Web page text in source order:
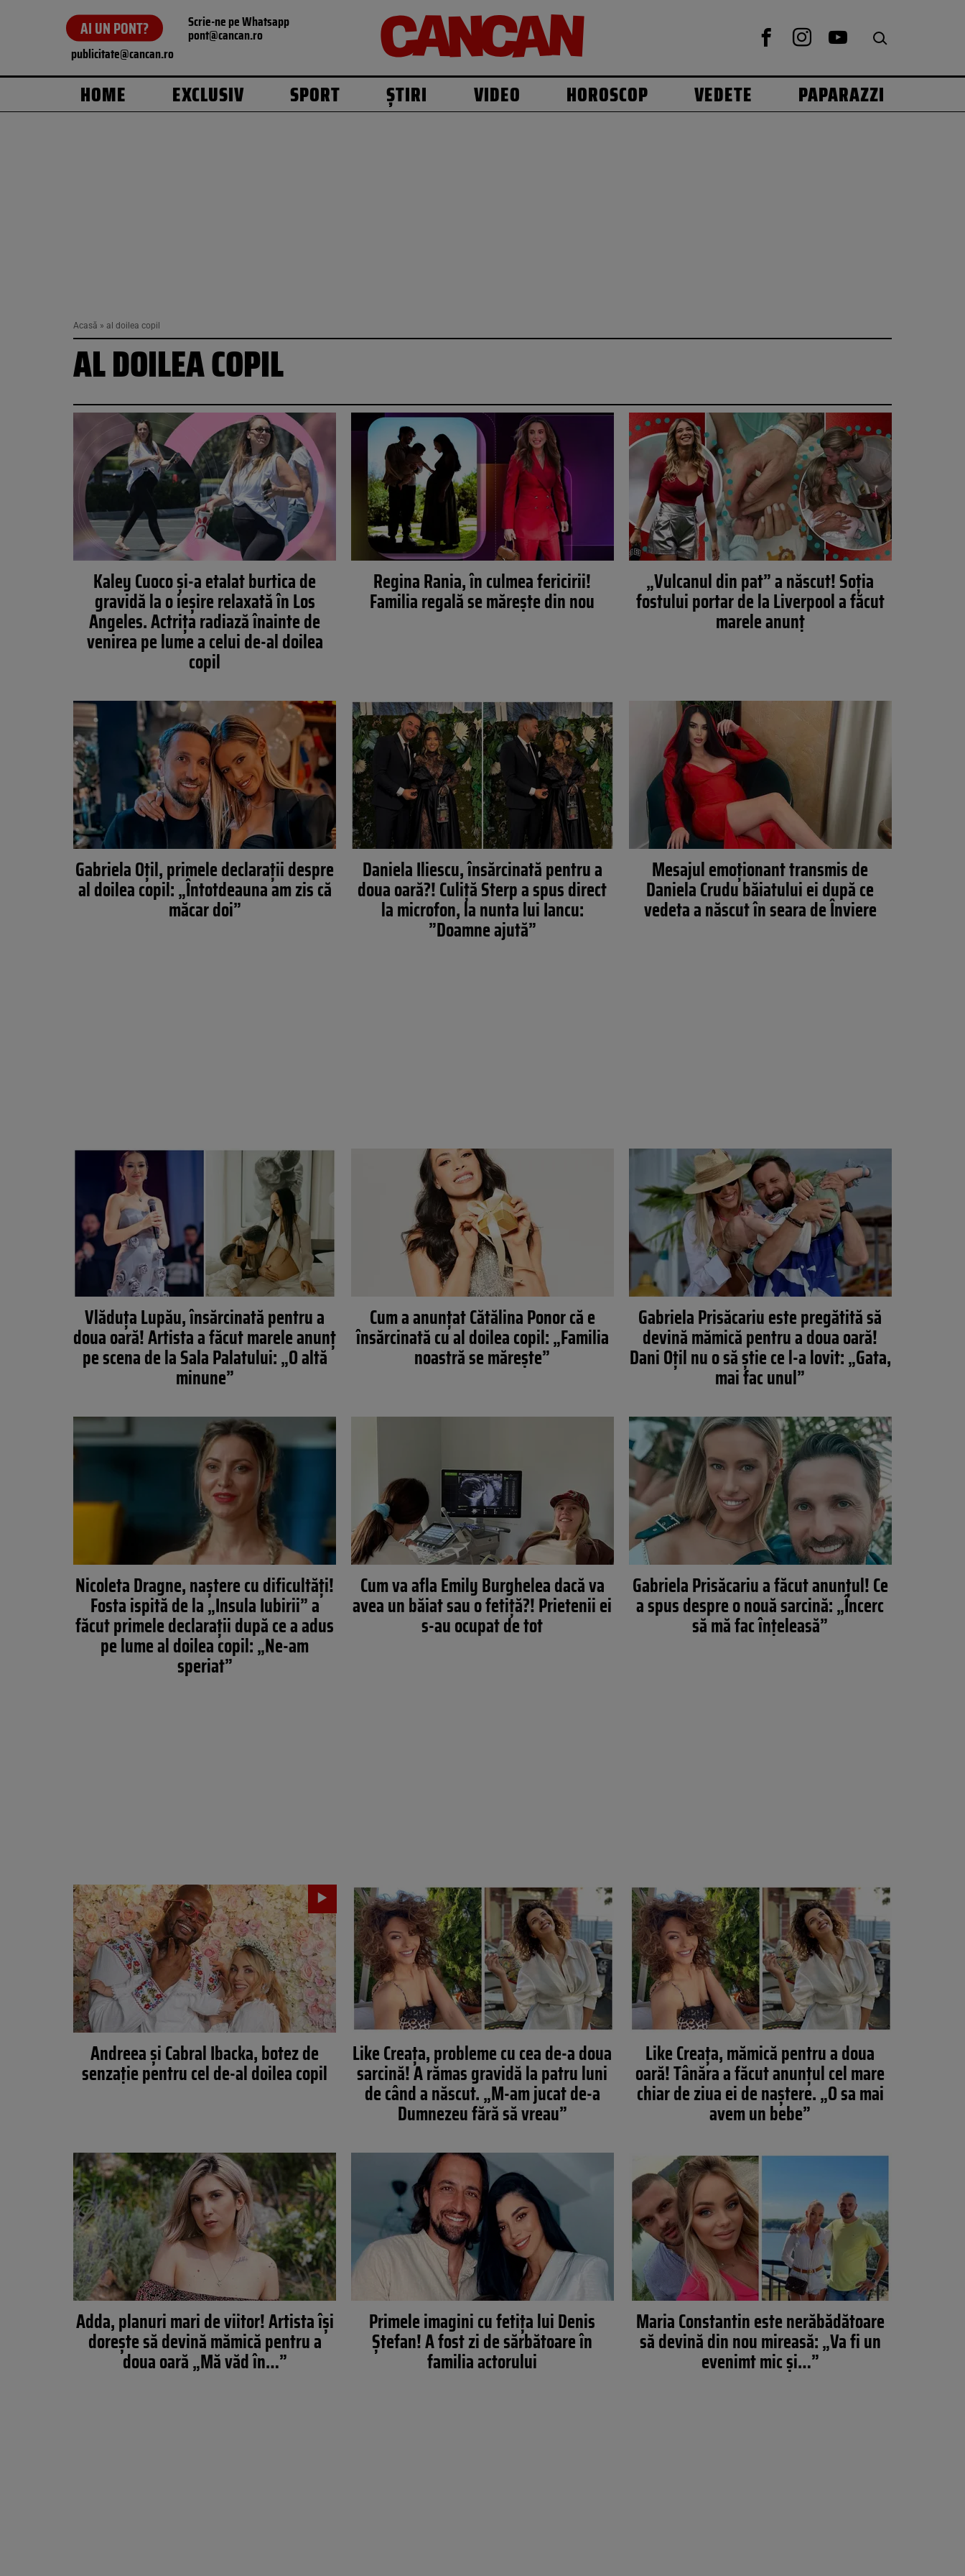
AI UN PONT? Scrie-ne pe Whatsapp
pont@cancan.ro
publicitate@cancan.ro
HOME EXCLUSIV SPORT ȘTIRI VIDEO HOROSCOP VEDETE PAPARAZZI
Acasă » al doilea copil
AL DOILEA COPIL
Kaley Cuoco și-a etalat burtica de
gravidă la o ieșire relaxată în Los
Angeles. Actrița radiază înainte de
venirea pe lume a celui de-al doilea
copil
Regina Rania, în culmea fericirii!
Familia regală se mărește din nou
„Vulcanul din pat” a născut! Soția
fostului portar de la Liverpool a făcut
marele anunț
Gabriela Oțil, primele declarații despre
al doilea copil: „Întotdeauna am zis că
măcar doi”
Daniela Iliescu, însărcinată pentru a
doua oară?! Culiță Sterp a spus direct
la microfon, la nunta lui Iancu:
”Doamne ajută”
Mesajul emoționant transmis de
Daniela Crudu băiatului ei după ce
vedeta a născut în seara de Înviere
Vlăduța Lupău, însărcinată pentru a
doua oară! Artista a făcut marele anunț
pe scena de la Sala Palatului: „O altă
minune”
Cum a anunțat Cătălina Ponor că e
însărcinată cu al doilea copil: „Familia
noastră se mărește”
Gabriela Prisăcariu este pregătită să
devină mămică pentru a doua oară!
Dani Oțil nu o să știe ce l-a lovit: „Gata,
mai fac unul”
Nicoleta Dragne, naștere cu dificultăți!
Fosta ispită de la „Insula Iubirii” a
făcut primele declarații după ce a adus
pe lume al doilea copil: „Ne-am
speriat”
Cum va afla Emily Burghelea dacă va
avea un băiat sau o fetiță?! Prietenii ei
s-au ocupat de tot
Gabriela Prisăcariu a făcut anunțul! Ce
a spus despre o nouă sarcină: „Încerc
să mă fac înțeleasă”
Andreea și Cabral Ibacka, botez de
senzație pentru cel de-al doilea copil
Like Creața, probleme cu cea de-a doua
sarcină! A rămas gravidă la patru luni
de când a născut. „M-am jucat de-a
Dumnezeu fără să vreau”
Like Creața, mămică pentru a doua
oară! Tânăra a făcut anunțul cel mare
chiar de ziua ei de naștere. „O sa mai
avem un bebe”
Adda, planuri mari de viitor! Artista își
dorește să devină mămică pentru a
doua oară „Mă văd în…”
Primele imagini cu fetița lui Denis
Ștefan! A fost zi de sărbătoare în
familia actorului
Maria Constantin este nerăbădătoare
să devină din nou mireasă: „Va fi un
evenimt mic și…”